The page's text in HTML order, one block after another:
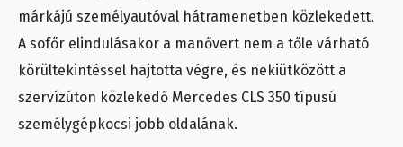
márkájú személyautóval hátramenetben közlekedett.
A sofőr elindulásakor a manővert nem a tőle várható
körültekintéssel hajtotta végre, és nekiütközött a
szervízúton közlekedő Mercedes CLS 350 típusú
személygépkocsi jobb oldalának.